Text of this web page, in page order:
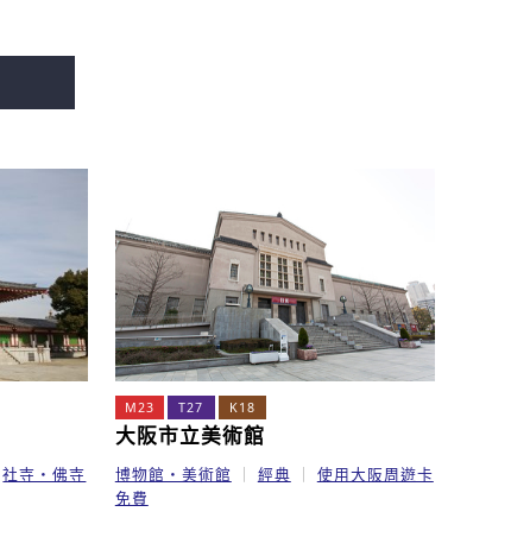
社寺・佛寺
M23 T27 K18
大阪市立美術館
博物館・美術館 經典
使用大阪周遊卡
免費